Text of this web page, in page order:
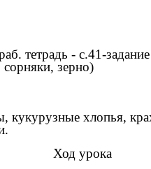
тетрадь - с.41-
зерно)
хлопья,
Ход урока